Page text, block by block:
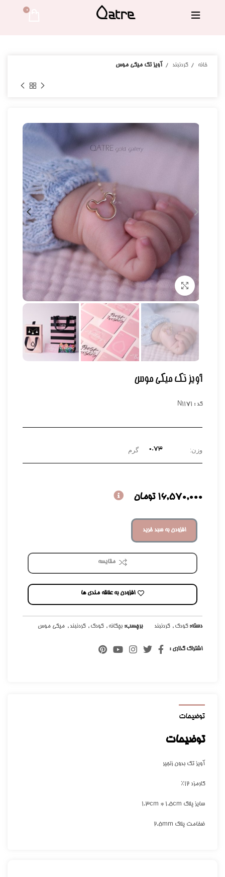
0
خانه گردنبند آویز تک میکی موس
برای بزرگنمایی کلیک کنید
آویز تک میکی موس
کد : N1171
وزن: ۰.۷۳ گرم
16,570,000 تومان
افزودن به سبد خرید
مقایسه
افزودن به علاقه مندی ها
دسته: کودک , گردنبند برچسب: بچگانه , کودک , گردنبند , میکی موس
اشتراک گذاری :
توضیحات
توضیحات
آویز تک بدون زنجیر
کارمزد ۱۲٪
سایز پلاک 1.3cm * 1.5cm
ضخامت پلاک 2.5mm